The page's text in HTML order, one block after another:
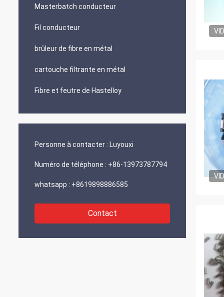
Masterbatch conducteur
Fil conducteur
brûleur de fibre en métal
cartouche filtrante en métal
Fibre et feutre de Hastelloy
Personne à contacter : Luyouxi
Numéro de téléphone : +86-13973787794
whatsapp : +8619898886585
Contact